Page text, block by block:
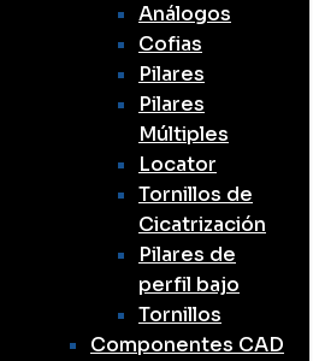
Análogos
Cofias
Pilares
Pilares
Múltiples
Locator
Tornillos de
Cicatrización
Pilares de
perfil bajo
Tornillos
Componentes CAD